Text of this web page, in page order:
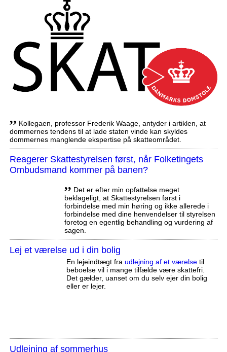
,, Kollegaen, professor Frederik Waage, antyder i artiklen, at
dommernes tendens til at lade staten vinde kan skyldes
dommernes manglende ekspertise på skatteområdet.
Reagerer Skattestyrelsen først, når Folketingets
Ombudsmand kommer på banen?
,, Det er efter min opfattelse meget
beklageligt, at Skattestyrelsen først i
forbindelse med min høring og ikke allerede i
forbindelse med dine henvendelser til styrelsen
foretog en egentlig behandling og vurdering af
sagen.
Lej et værelse ud i din bolig
En lejeindtægt fra udlejning af et værelsetil
beboelse vil i mange tilfælde være skattefri.
Det gælder, uanset om du selv ejer din bolig
eller er lejer.
Udlejning af sommerhus